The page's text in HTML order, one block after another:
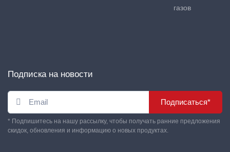
газов
Подписка на новости
Подписаться*
* Подпишитесь на нашу рассылку, чтобы получать ранние предложения
скидок, обновления и информацию о новых продуктах.